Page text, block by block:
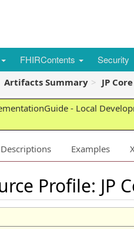
FHIRContents Security
Artifacts Summary JP
- Local
Examples
Profile: JP